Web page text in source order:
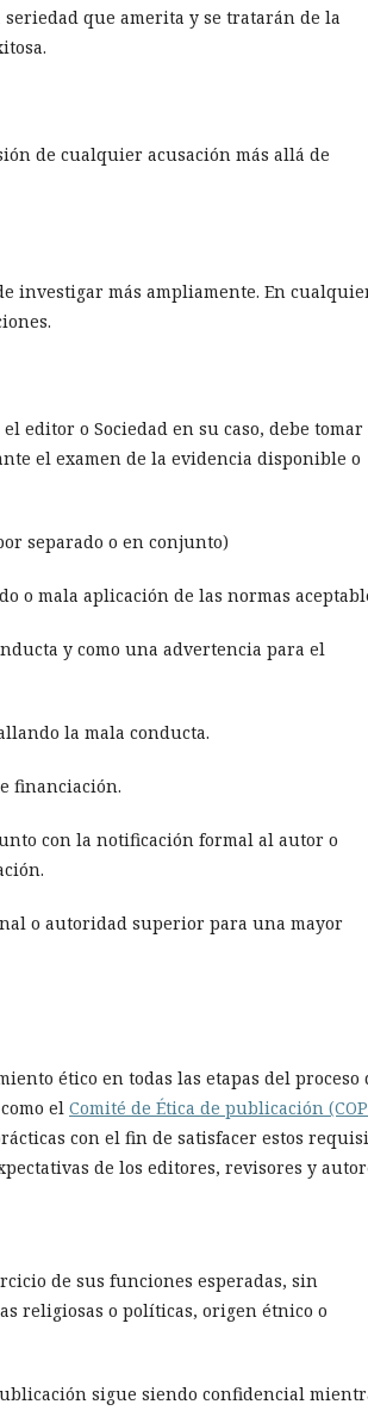
que amerita y se tratarán de la
de cualquier acusación más allá de
investigar más ampliamente. En
editor o Sociedad en su caso, debe tomar
el examen de la evidencia disponible o
separado o en conjunto)
o mala aplicación de las normas
y como una advertencia para el
la mala conducta.
financiación.
con la notificación formal al autor o
o autoridad superior para una mayor
ético en todas las etapas del proceso
el Comité de Ética de publicación
con el fin de satisfacer estos
de los editores, revisores y
de sus funciones esperadas, sin
religiosas o políticas, origen étnico o
sigue siendo confidencial